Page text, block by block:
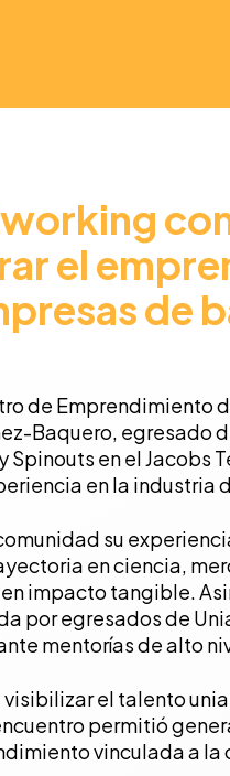
el
de
de Emprendimiento
Baquero, egresado
en el Jacobs
en la industria
su
en ciencia,
impacto tangible.
por egresados de
mentorías de alto
el talento
permitió
vinculada a